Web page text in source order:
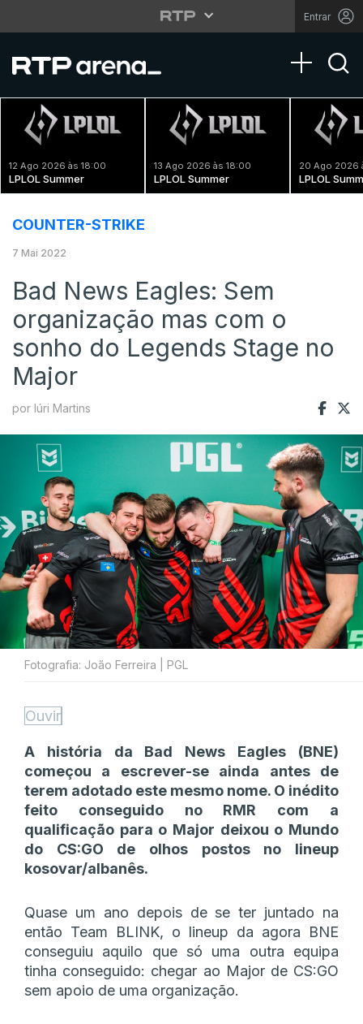
Entrar
Toggle
12 Ago 2026 às 18:00
LPLOL Summer
13 Ago 2026 às 18:00
LPLOL Summer
20 Ago 2026
LPLOL
COUNTER-STRIKE
7 Mai 2022
Bad News Eagles: Sem
organização mas com o
sonho do Legends Stage no
Major
por Iúri Martins
Fotografia: João Ferreira | PGL
Ouvir
A história da Bad News Eagles (BNE)
começou a escrever-se ainda antes de
terem adotado este mesmo nome. O inédito
feito conseguido no RMR com a
qualificação para o Major deixou o Mundo
do CS:GO de olhos postos no lineup
kosovar/albanês.
Quase um ano depois de se ter juntado na
então Team BLINK, o lineup da agora BNE
conseguiu aquilo que só uma outra equipa
tinha conseguido: chegar ao Major de CS:GO
sem apoio de uma organização.